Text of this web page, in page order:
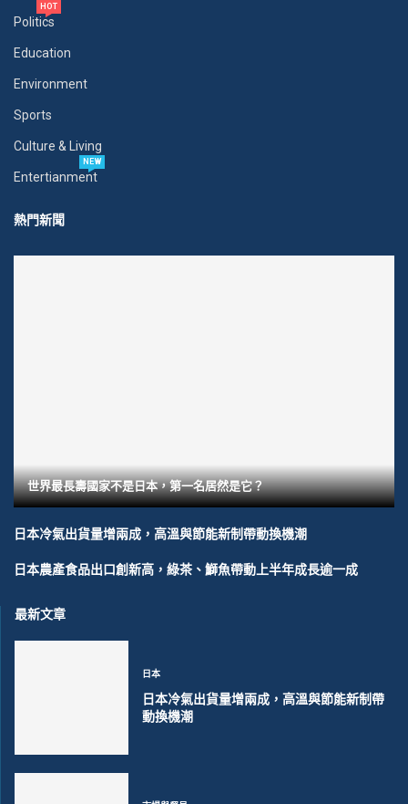
Politics
HOT
Education
Environment
Sports
Culture & Living
Entertianment
NEW
熱門新聞
世界最長壽國家不是日本，第一名居然是它？
日本冷氣出貨量增兩成，高溫與節能新制帶動換機潮
日本農產食品出口創新高，綠茶、鰤魚帶動上半年成長逾一成
最新文章
日本
日本冷氣出貨量增兩成，高溫與節能新制帶
動換機潮